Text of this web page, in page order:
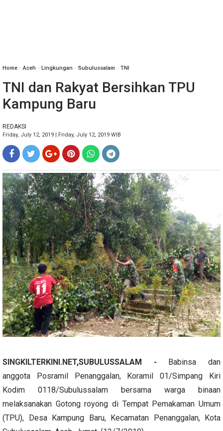
Home »Aceh » Lingkungan » Subulussalam » TNI
TNI dan Rakyat Bersihkan TPU
Kampung Baru
REDAKSI
Friday, July 12, 2019 | Friday, July 12, 2019 WIB
SINGKILTERKINI.NET,SUBULUSSALAM - Babinsa dan
anggota Posramil Penanggalan, Koramil 01/Simpang Kiri
Kodim 0118/Subulussalam bersama warga binaan
melaksanakan Gotong royong di Tempat Pemakaman Umum
(TPU), Desa Kampung Baru, Kecamatan Penanggalan, Kota